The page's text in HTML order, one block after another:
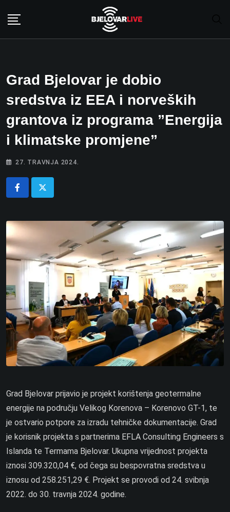
Grad Bjelovar je dobio
sredstva iz EEA i norveških
grantova iz programa ”Energija
i klimatske promjene”
27. TRAVNJA 2024.
Grad Bjelovar prijavio je projekt korištenja geotermalne
energije na području Velikog Korenova – Korenovo GT-1, te
je ostvario potpore za izradu tehničke dokumentacije. Grad
je korisnik projekta s partnerima EFLA Consulting Engineers s
Islanda te Termama Bjelovar. Ukupna vrijednost projekta
iznosi 309.320,04 €, od čega su bespovratna sredstva u
iznosu od 258.251,29 €. Projekt se provodi od 24. svibnja
2022. do 30. travnja 2024. godine.